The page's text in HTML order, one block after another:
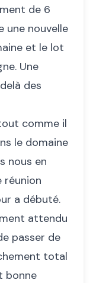
de 6
une nouvelle
et le lot
Une
des
comme il
le domaine
nous en
réunion
a débuté.
attendu
passer de
total
bonne